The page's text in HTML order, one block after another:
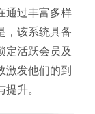
通过丰富多样
，该系统具备
定活跃会员及
激发他们的到
升。